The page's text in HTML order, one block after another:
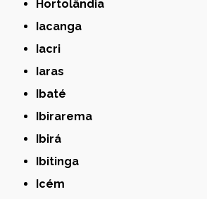
Hortolândia
Iacanga
Iacri
Iaras
Ibaté
Ibirarema
Ibirá
Ibitinga
Icém